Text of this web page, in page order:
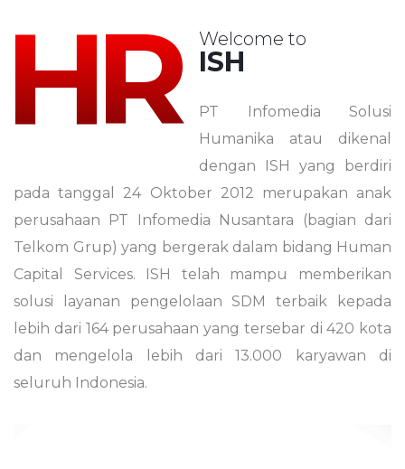
HR Welcome to
ISH
PT Infomedia Solusi
Humanika atau dikenal
dengan ISH yang berdiri
pada tanggal 24 Oktober 2012 merupakan anak
perusahaan PT Infomedia Nusantara (bagian dari
Telkom Grup) yang bergerak dalam bidang Human
Capital Services. ISH telah mampu memberikan
solusi layanan pengelolaan SDM terbaik kepada
lebih dari 164 perusahaan yang tersebar di 420 kota
dan mengelola lebih dari 13.000 karyawan di
seluruh Indonesia.